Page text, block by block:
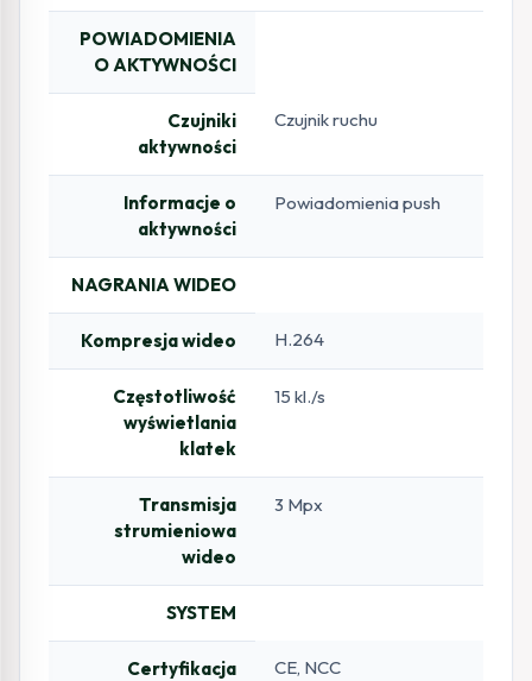
POWIADOMIENIA
O AKTYWNOŚCI
Czujniki
aktywności
Czujnik ruchu
Informacje o
aktywności
Powiadomienia push
NAGRANIA WIDEO
Kompresja wideo H.264
Częstotliwość
wyświetlania
klatek
15 kl./s
Transmisja
strumieniowa
wideo
3 Mpx
SYSTEM
Certyfikacja
CE, NCC